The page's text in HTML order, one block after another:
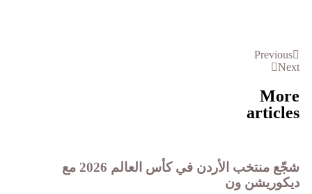
Previous
Next
More
articles
شجّع منتخب الأردن في كأس العالم 2026 مع
ديكوريشن ون